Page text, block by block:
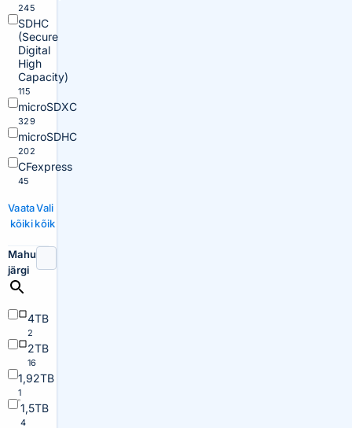
245
SDHC
(Secure
Digital
High
Capacity)
115
microSDXC
329
microSDHC
202
CFexpress
45
Vaata
kõiki
Vali
kõik
Mahu
järgi
4TB
2
2TB
16
1,92TB
1
1,5TB
4